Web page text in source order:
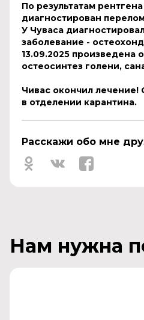
По результатам
диагностирован
У Чуваса
заболевание -
13.09.2025 произведена
остеосинтез голени,
Чивас окончил лечение!
в отделении карантина.
Расскажи обо мне
Нам нужна